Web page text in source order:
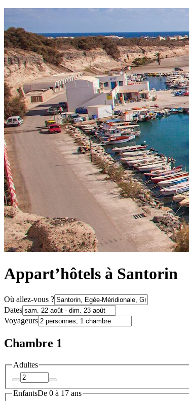
Appart’hôtels à Santorin
Où allez-vous ?
Dates
Voyageurs
Chambre 1
Adultes
EnfantsDe 0 à 17 ans